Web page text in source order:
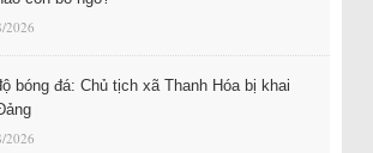
2026
bóng đá: Chủ tịch xã Thanh Hóa bị khai
2026